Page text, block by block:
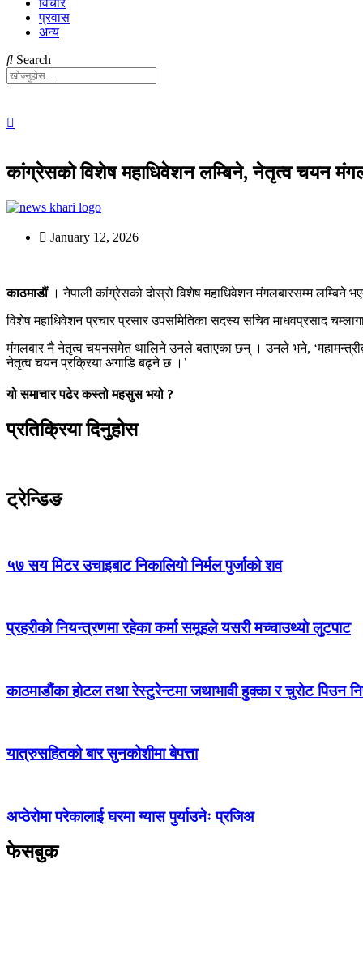
विचार
प्रवास
अन्य
Search
कांग्रेसको विशेष महाधिवेशन लम्बिने, नेतृत्व चयन
January 12, 2026
काठमाडौं। नेपाली कांग्रेसको दोस्रो विशेष महाधिवेशन मंगलबारसम्म लम्बिने
विशेष महाधिवेशन प्रचार प्रसार उपसमितिका सदस्य सचिव माधवप्रसाद
मंगलबार नै नेतृत्व चयनसमेत थालिने उनले बताएका छन् । उनले भने,
नेतृत्व चयन प्रक्रिया अगाडि बढ्ने छ ।’
यो समाचार पढेर कस्तो महसुस भयो ?
प्रतिक्रिया दिनुहोस
ट्रेन्डिङ
५७ सय मिटर उचाइबाट निकालियो निर्मल पुर्जाको शव
प्रहरीको नियन्त्रणमा रहेका कर्मा समूहले यसरी मच्चाउथ्यो लुटपाट
काठमाडौंका होटल तथा रेस्टुरेन्टमा जथाभावी हुक्का र चुरोट पिउन
यात्रुसहितको बार सुनकोशीमा बेपत्ता
अप्ठेरोमा परेकालाई घरमा ग्यास पुर्याउनेः प्रजिअ
फेसबुक